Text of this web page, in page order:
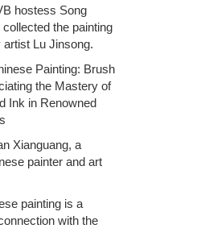
in the Paintings
hostess Song
the painting
artist Lu Jinsong.
Painting: Brush
the Mastery of
Ink in Renowned
Xianguang, a
painter and art
painting is a
with the